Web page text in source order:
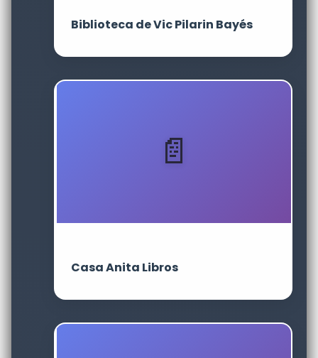
Biblioteca de Vic Pilarin Bayés
Casa Anita Libros